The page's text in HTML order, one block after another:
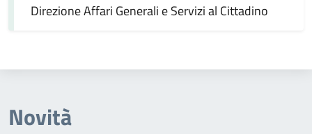
Direzione Affari Generali e Servizi al Cittadino
Novità